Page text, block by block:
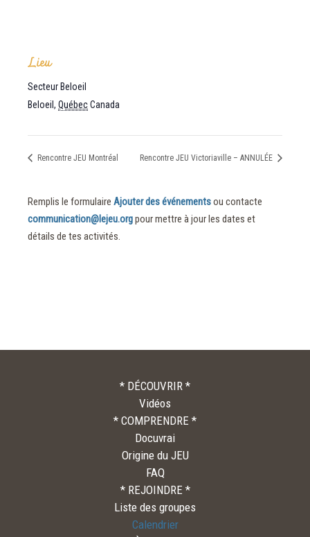
Lieu
Secteur Beloeil
Beloeil , QuébecCanada
Rencontre JEU Montréal Rencontre JEU Victoriaville – ANNULÉE
Remplis le formulaire Ajouter des événementsou contacte
communication@lejeu.orgpour mettre à jour les dates et
détails de tes activités.
* DÉCOUVRIR *
Vidéos
* COMPRENDRE *
Docuvrai
Origine du JEU
FAQ
* REJOINDRE *
Liste des groupes
Calendrier